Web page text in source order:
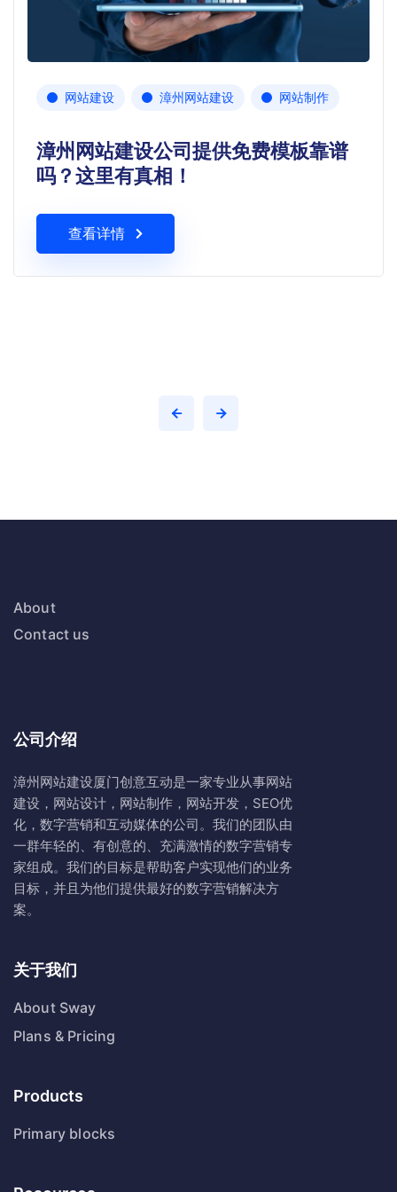
网站建设 漳州网站建设 网站制作
漳州网站建设公司提供免费模板靠谱
吗？这里有真相！
查看详情
About
Contact us
公司介绍
漳州网站建设厦门创意互动是一家专业从事网站
建设，网站设计，网站制作，网站开发，SEO优
化，数字营销和互动媒体的公司。我们的团队由
一群年轻的、有创意的、充满激情的数字营销专
家组成。我们的目标是帮助客户实现他们的业务
目标，并且为他们提供最好的数字营销解决方
案。
关于我们
About Sway
Plans & Pricing
Products
Primary blocks